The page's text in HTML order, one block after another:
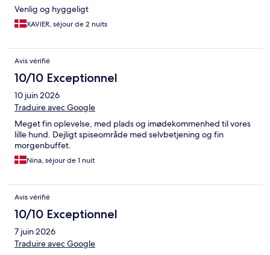
Venlig og hyggeligt
XAVIER, séjour de 2 nuits
Avis vérifié
10/10 Exceptionnel
10 juin 2026
Traduire avec Google
Meget fin oplevelse, med plads og imødekommenhed til vores
lille hund. Dejligt spiseområde med selvbetjening og fin
morgenbuffet.
Nina, séjour de 1 nuit
Avis vérifié
10/10 Exceptionnel
7 juin 2026
Traduire avec Google